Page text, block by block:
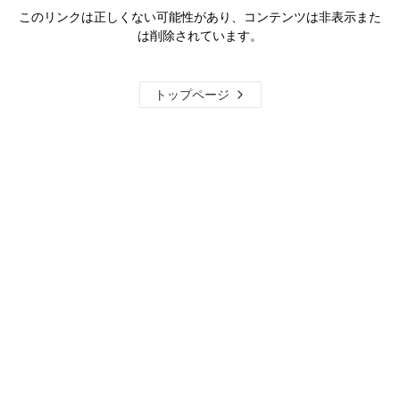
このリンクは正しくない可能性があり、コンテンツは非表示また
は削除されています。
トップページ